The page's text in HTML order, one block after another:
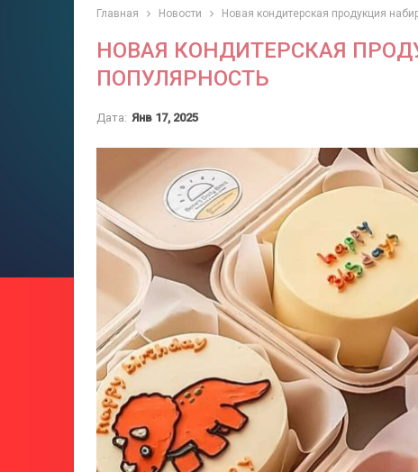
Главная Новости Новая кондитерская продукция
НОВАЯ КОНДИТЕРСКАЯ
ПОПУЛЯРНОСТЬ
Дата: Янв 17, 2025